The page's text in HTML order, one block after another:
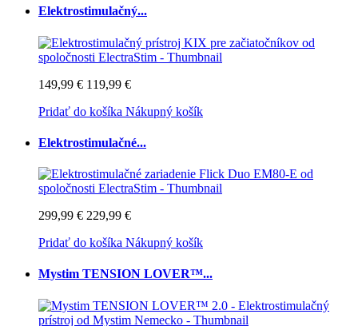
Elektrostimulačný...
149,99 € 119,99 €
Pridať do košíka Nákupný košík
Elektrostimulačné...
299,99 € 229,99 €
Pridať do košíka Nákupný košík
Mystim TENSION LOVER™...